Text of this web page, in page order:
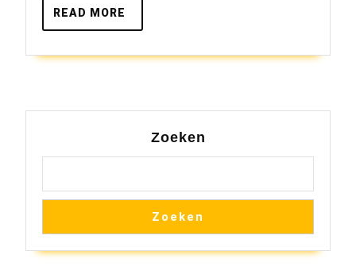
de
READ MORE
MORE
Zoeken
Zoeken